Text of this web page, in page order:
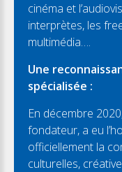
cinéma et
interprètes, les
multimédia….
Une
spécialisée :
En décembre
fondateur, a eu
officiellement la
culturelles,